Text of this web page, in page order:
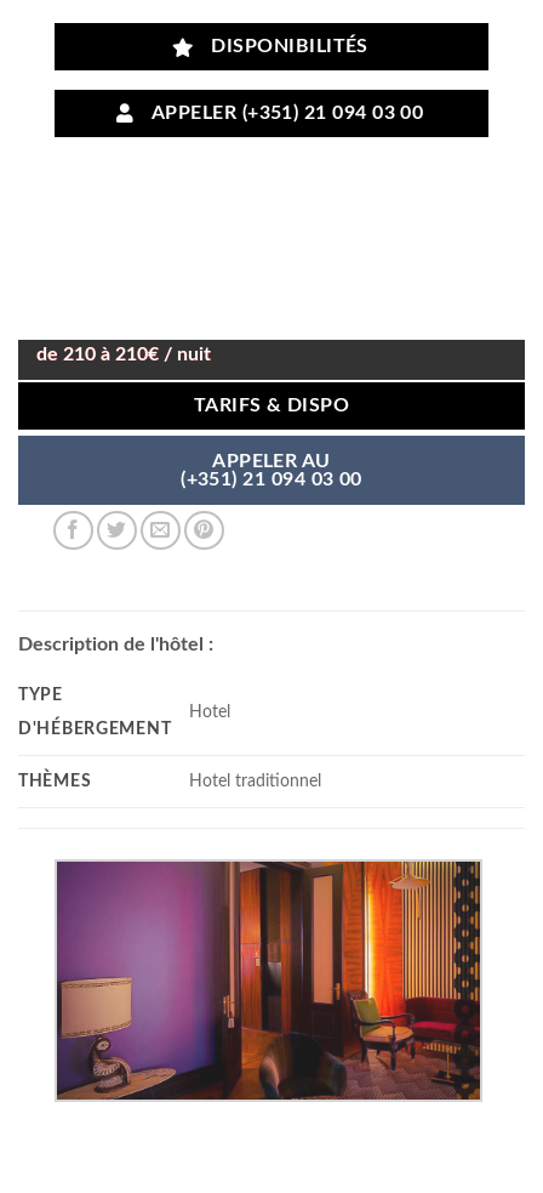
DISPONIBILITÉS
APPELER (+351) 21 094 03 00
de 210 à 210€ / nuit
TARIFS & DISPO
APPELER AU
(+351) 21 094 03 00
Description de l'hôtel :
TYPE
D'HÉBERGEMENT
Hotel
THÈMES Hotel traditionnel